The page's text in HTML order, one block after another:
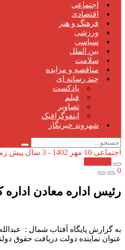
اجتماعی
اقتصادی
فرهنگ و هنر
ورزشی
سیاسی
بین الملل
سلامت
مناقصه و مزایده
چند رسانه ای
پادکست
فیلم
تصاویر
اینفوگرافیک
شهروند خبرنگار
اجتماعی 10 مهر 1402 - 3 سال پیش
0
رئیس اداره معادن اداره کل صمت گیلان: 32 درصد
عنوان نماینده دولت دریافت حقوق